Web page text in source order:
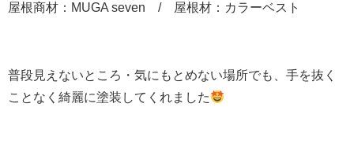
屋根商材：MUGA seven / 屋根材：カラーベスト
普段見えないところ・気にもとめない場所でも、手を抜く
ことなく綺麗に塗装してくれました